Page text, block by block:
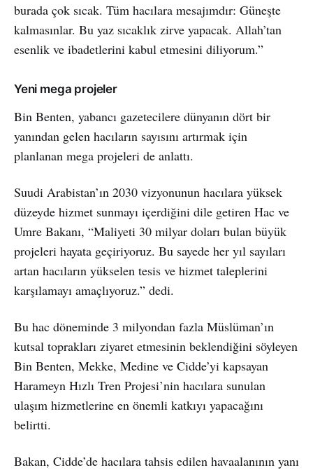
burada çok sıcak. Tüm hacılara mesajımdır: Güneşte
kalmasınlar. Bu yaz sıcaklık zirve yapacak. Allah’tan
esenlik ve ibadetlerini kabul etmesini diliyorum.”
Yeni mega projeler
Bin Benten, yabancı gazetecilere dünyanın dört bir
yanından gelen hacıların sayısını artırmak için
planlanan mega projeleri de anlattı.
Suudi Arabistan’ın 2030 vizyonunun hacılara yüksek
düzeyde hizmet sunmayı içerdiğini dile getiren Hac ve
Umre Bakanı, “Maliyeti 30 milyar doları bulan büyük
projeleri hayata geçiriyoruz. Bu sayede her yıl sayıları
artan hacıların yükselen tesis ve hizmet taleplerini
karşılamayı amaçlıyoruz.” dedi.
Bu hac döneminde 3 milyondan fazla Müslüman’ın
kutsal toprakları ziyaret etmesinin beklendiğini söyleyen
Bin Benten, Mekke, Medine ve Cidde’yi kapsayan
Harameyn Hızlı Tren Projesi’nin hacılara sunulan
ulaşım hizmetlerine en önemli katkıyı yapacağını
belirtti.
Bakan, Cidde’de hacılara tahsis edilen havaalanının yanı